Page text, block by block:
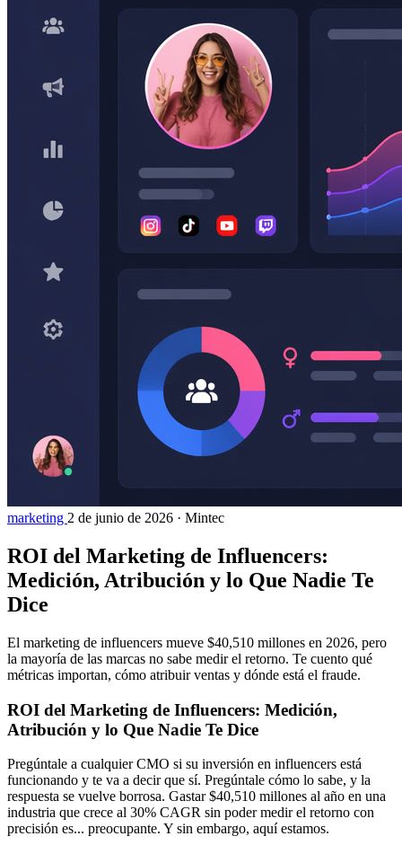
marketing 2 de junio de 2026 · Mintec
ROI del Marketing de Influencers:
Medición, Atribución y lo Que Nadie Te
Dice
El marketing de influencers mueve $40,510 millones en 2026, pero
la mayoría de las marcas no sabe medir el retorno. Te cuento qué
métricas importan, cómo atribuir ventas y dónde está el fraude.
ROI del Marketing de Influencers: Medición,
Atribución y lo Que Nadie Te Dice
Pregúntale a cualquier CMO si su inversión en influencers está
funcionando y te va a decir que sí. Pregúntale cómo lo sabe, y la
respuesta se vuelve borrosa. Gastar $40,510 millones al año en una
industria que crece al 30% CAGR sin poder medir el retorno con
precisión es... preocupante. Y sin embargo, aquí estamos.